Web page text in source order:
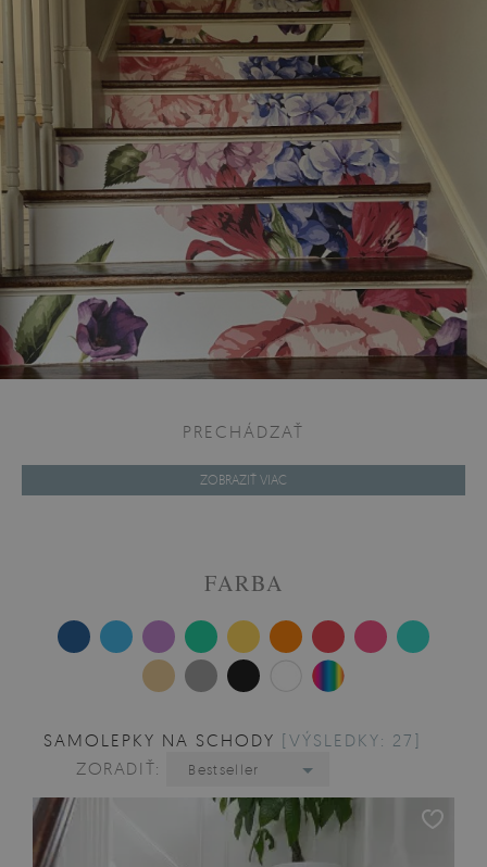
PRECHÁDZAŤ
ZOBRAZIŤ VIAC
FARBA
SAMOLEPKY NA SCHODY [VÝSLEDKY: 27]
ZORADIŤ:
Bestseller